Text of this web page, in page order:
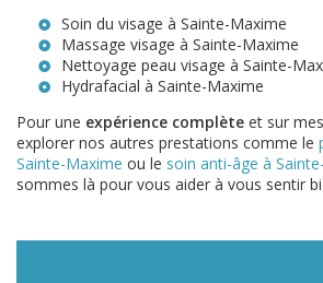
Soin du visage à Sainte-Maxime
Massage visage à Sainte-Maxime
Nettoyage peau visage à Sainte-
Hydrafacial à Sainte-Maxime
Pour une expérience complète et sur
explorer nos autres prestations comme le
Sainte-Maxime ou le soin anti-âge à
sommes là pour vous aider à vous sentir